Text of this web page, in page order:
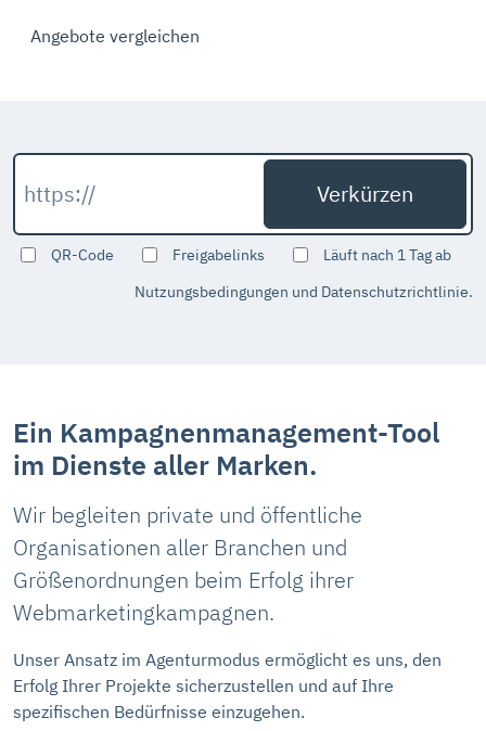
Angebote vergleichen
QR-Code Freigabelinks
Läuft nach 1 Tag ab
Nutzungsbedingungen und Datenschutzrichtlinie.
Ein Kampagnenmanagement-Tool
im Dienste aller Marken.
Wir begleiten private und öffentliche
Organisationen aller Branchen und
Größenordnungen beim Erfolg ihrer
Webmarketingkampagnen.
Unser Ansatz im Agenturmodus ermöglicht es uns, den
Erfolg Ihrer Projekte sicherzustellen und auf Ihre
spezifischen Bedürfnisse einzugehen.